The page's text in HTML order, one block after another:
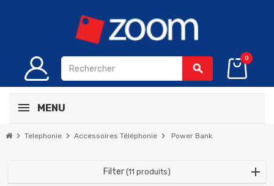
search
0
MENU
chevron_right Telephonie chevron_right Accessoires Téléphonie chevron_right Power Bank
Filter (11 produits)